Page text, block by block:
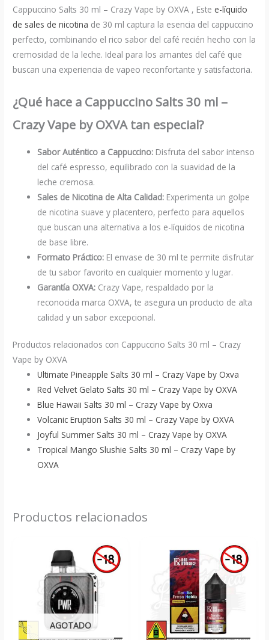
Cappuccino Salts 30 ml – Crazy Vape by OXVA , Este e-líquido
de sales de nicotina de 30 ml captura la esencia del cappuccino
perfecto, combinando el rico sabor del café recién hecho con la
cremosidad de la leche. Ideal para los amantes del café que
buscan una experiencia de vapeo reconfortante y satisfactoria.
¿Qué hace a Cappuccino Salts 30 ml –
Crazy Vape by OXVA tan especial?
Sabor Auténtico a Cappuccino: Disfruta del sabor intenso
del café espresso, equilibrado con la suavidad de la
leche cremosa.
Sales de Nicotina de Alta Calidad: Experimenta un golpe
de nicotina suave y placentero, perfecto para aquellos
que buscan una alternativa a los e-líquidos de nicotina
de base libre.
Formato Práctico: El envase de 30 ml te permite disfrutar
de tu sabor favorito en cualquier momento y lugar.
Garantía OXVA: Crazy Vape, respaldado por la
reconocida marca OXVA, te asegura un producto de alta
calidad y un sabor excepcional.
Productos relacionados con Cappuccino Salts 30 ml – Crazy
Vape by OXVA
Ultimate Pineapple Salts 30 ml – Crazy Vape by Oxva
Red Velvet Gelato Salts 30 ml – Crazy Vape by OXVA
Blue Hawaii Salts 30 ml – Crazy Vape by Oxva
Volcanic Eruption Salts 30 ml – Crazy Vape by OXVA
Joyful Summer Salts 30 ml – Crazy Vape by OXVA
Tropical Mango Slushie Salts 30 ml – Crazy Vape by
OXVA
Productos relacionados
AGOTADO